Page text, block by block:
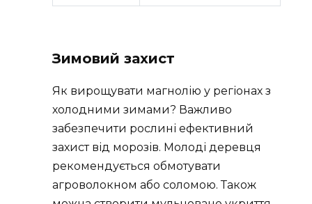
Зимовий захист
Як вирощувати магнолію у регіонах з
холодними зимами? Важливо
забезпечити рослині ефективний
захист від морозів. Молоді деревця
рекомендується обмотувати
агроволокном або соломою. Також